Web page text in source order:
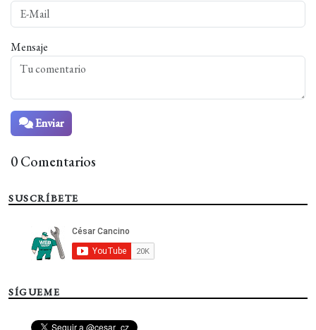
Mensaje
Enviar
0 Comentarios
SUSCRÍBETE
SÍGUEME